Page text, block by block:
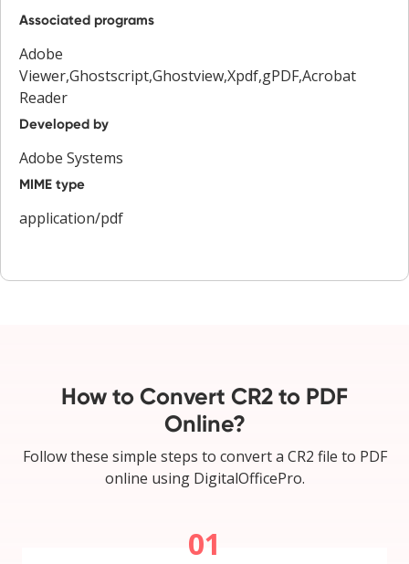
Associated programs
Adobe
Viewer,Ghostscript,Ghostview,Xpdf,gPDF,Acrobat
Reader
Developed by
Adobe Systems
MIME type
application/pdf
How to Convert CR2 to PDF
Online?
Follow these simple steps to convert a CR2 file to PDF
online using DigitalOfficePro.
01